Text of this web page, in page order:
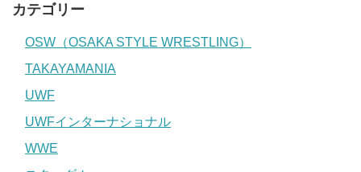
カテゴリー
OSW（OSAKA STYLE WRESTLING）
TAKAYAMANIA
UWF
UWFインターナショナル
WWE